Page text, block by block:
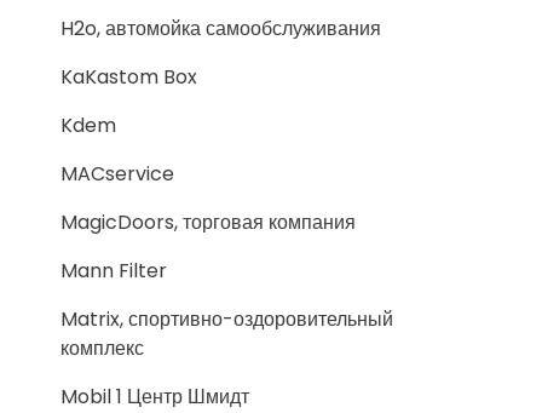
H2o, автомойка самообслуживания
KaKastom Box
Kdem
MACservice
MagicDoors, торговая компания
Mann Filter
Matrix, спортивно-оздоровительный
комплекс
Mobil 1 Центр Шмидт